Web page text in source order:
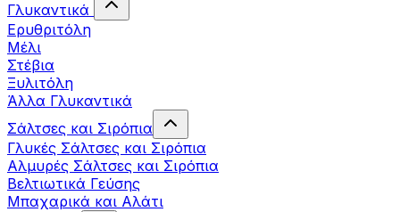
Γλυκαντικά
Ερυθριτόλη
Μέλι
Στέβια
Ξυλιτόλη
Άλλα Γλυκαντικά
Σάλτσες και Σιρόπια
Γλυκές Σάλτσες και Σιρόπια
Αλμυρές Σάλτσες και Σιρόπια
Bελτιωτικά Γεύσης
Μπαχαρικά και Αλάτι